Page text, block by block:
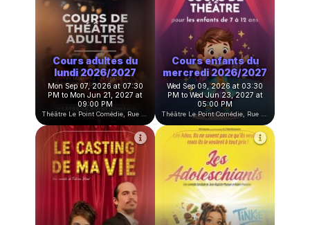
Wookies -
Wook'impro
Wed Sep 02, 2026 to Wed Jun
02, 2027
Théâtre Le Point Comédie, Rue Sainte-Ursule, Montpellier, France
Charge Mentale
Thu Sep 03, 2026 to Sat Oct
17, 2026